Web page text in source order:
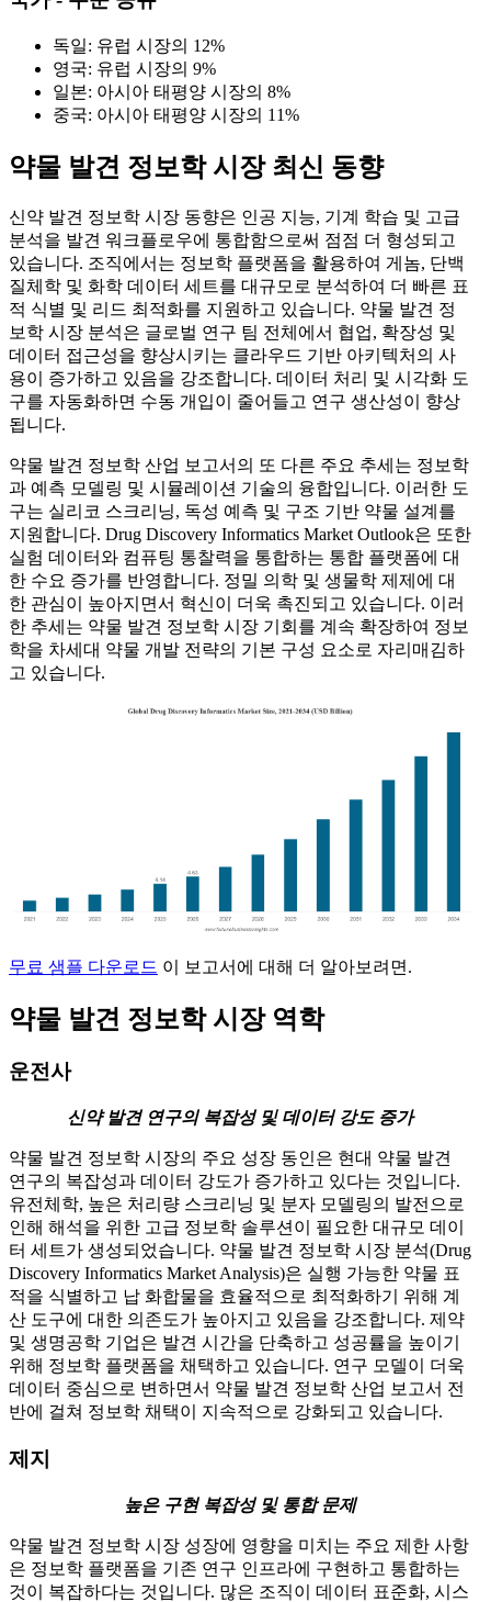
독일: 유럽 시장의 12%
영국: 유럽 시장의 9%
일본: 아시아 태평양 시장의 8%
중국: 아시아 태평양 시장의 11%
약물 발견 정보학 시장 최신 동향
신약 발견 정보학 시장 동향은 인공 지능, 기계 학습 및 고급
분석을 발견 워크플로우에 통합함으로써 점점 더 형성되고
있습니다. 조직에서는 정보학 플랫폼을 활용하여 게놈, 단백
질체학 및 화학 데이터 세트를 대규모로 분석하여 더 빠른 표
적 식별 및 리드 최적화를 지원하고 있습니다. 약물 발견 정
보학 시장 분석은 글로벌 연구 팀 전체에서 협업, 확장성 및
데이터 접근성을 향상시키는 클라우드 기반 아키텍처의 사
용이 증가하고 있음을 강조합니다. 데이터 처리 및 시각화 도
구를 자동화하면 수동 개입이 줄어들고 연구 생산성이 향상
됩니다.
약물 발견 정보학 산업 보고서의 또 다른 주요 추세는 정보학
과 예측 모델링 및 시뮬레이션 기술의 융합입니다. 이러한 도
구는 실리코 스크리닝, 독성 예측 및 구조 기반 약물 설계를
지원합니다. Drug Discovery Informatics Market Outlook은 또한
실험 데이터와 컴퓨팅 통찰력을 통합하는 통합 플랫폼에 대
한 수요 증가를 반영합니다. 정밀 의학 및 생물학 제제에 대
한 관심이 높아지면서 혁신이 더욱 촉진되고 있습니다. 이러
한 추세는 약물 발견 정보학 시장 기회를 계속 확장하여 정보
학을 차세대 약물 개발 전략의 기본 구성 요소로 자리매김하
고 있습니다.
무료 샘플 다운로드 이 보고서에 대해 더 알아보려면.
약물 발견 정보학 시장 역학
운전사
신약 발견 연구의 복잡성 및 데이터 강도 증가
약물 발견 정보학 시장의 주요 성장 동인은 현대 약물 발견
연구의 복잡성과 데이터 강도가 증가하고 있다는 것입니다.
유전체학, 높은 처리량 스크리닝 및 분자 모델링의 발전으로
인해 해석을 위한 고급 정보학 솔루션이 필요한 대규모 데이
터 세트가 생성되었습니다. 약물 발견 정보학 시장 분석(Drug
Discovery Informatics Market Analysis)은 실행 가능한 약물 표
적을 식별하고 납 화합물을 효율적으로 최적화하기 위해 계
산 도구에 대한 의존도가 높아지고 있음을 강조합니다. 제약
및 생명공학 기업은 발견 시간을 단축하고 성공률을 높이기
위해 정보학 플랫폼을 채택하고 있습니다. 연구 모델이 더욱
데이터 중심으로 변하면서 약물 발견 정보학 산업 보고서 전
반에 걸쳐 정보학 채택이 지속적으로 강화되고 있습니다.
제지
높은 구현 복잡성 및 통합 문제
약물 발견 정보학 시장 성장에 영향을 미치는 주요 제한 사항
은 정보학 플랫폼을 기존 연구 인프라에 구현하고 통합하는
것이 복잡하다는 것입니다. 많은 조직이 데이터 표준화, 시스